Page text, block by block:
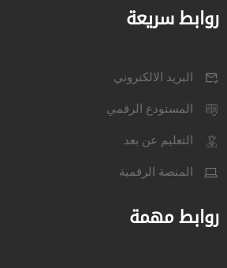
روابط سريعة
البريد الالكتروني
المستودع الرقمي
التعليم عن بعد
المنصة الرقمية
روابط مهمة